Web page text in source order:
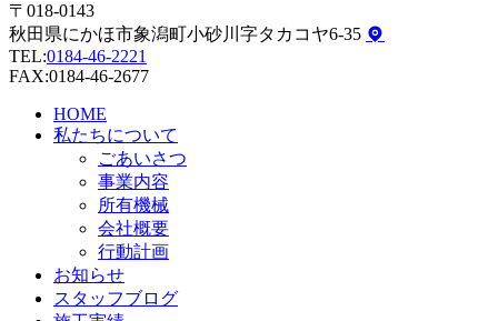
〒018-0143
秋田県にかほ市象潟町小砂川字タカコヤ6-35
TEL:0184-46-2221
FAX:0184-46-2677
HOME
私たちについて
ごあいさつ
事業内容
所有機械
会社概要
行動計画
お知らせ
スタッフブログ